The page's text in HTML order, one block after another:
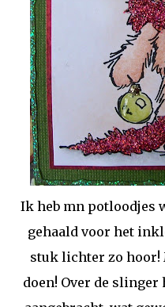
Ik heb mn potloodjes
gehaald voor het
stuk lichter zo hoor!
doen! Over de slinger